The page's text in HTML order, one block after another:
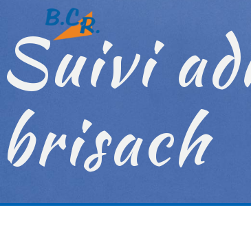
Suivi
brisach
Panneau de gestion des cookies